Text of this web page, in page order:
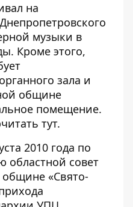
на
музыки в
Кроме этого,
зала и
общине
помещение.
тут.
2010 года по
областной совет
«Свято-